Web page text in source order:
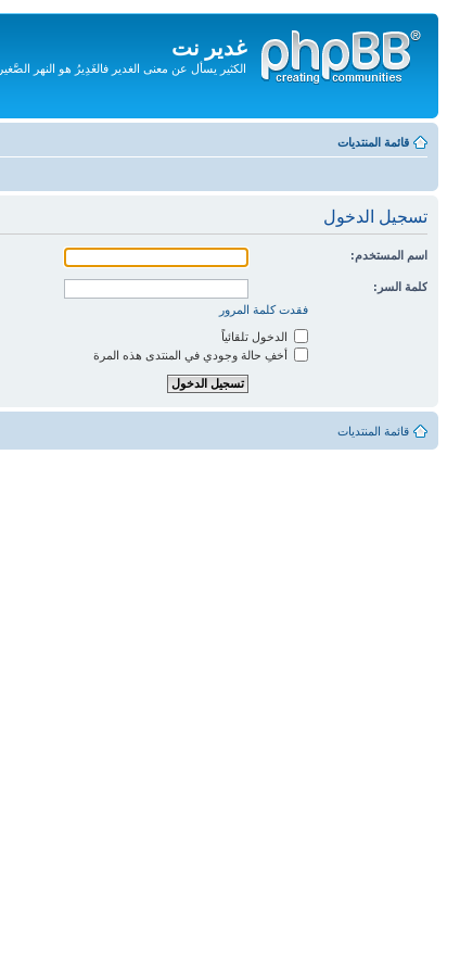
غدير نت
الكثير يسأل عن معنى الغدير فالغَدِيرُ هو النهر الصَّغير.
المحتويات
قائمة المنتديات
تسجيل الدخول
اسم المستخدم:
كلمة السر:
فقدت كلمة المرور
الدخول تلقائياً
أخفِ حالة وجودي في المنتدى هذه المرة
قائمة المنتديات